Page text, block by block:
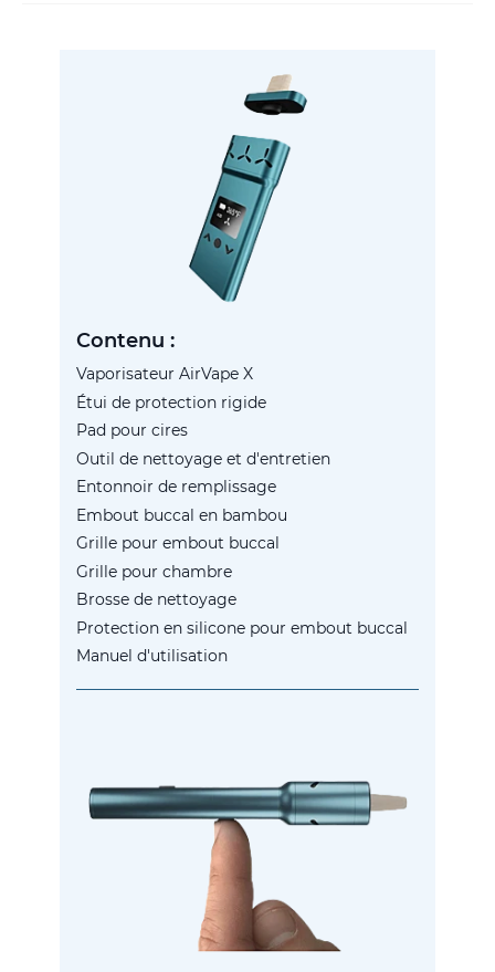
Contenu :
Vaporisateur AirVape X
Étui de protection rigide
Pad pour cires
Outil de nettoyage et d'entretien
Entonnoir de remplissage
Embout buccal en bambou
Grille pour embout buccal
Grille pour chambre
Brosse de nettoyage
Protection en silicone pour embout buccal
Manuel d'utilisation